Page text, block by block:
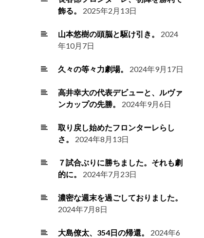
飾る。
2025年2月13日
山本悠樹の頭脳と駆け引き。
2024
年10月7日
久々の等々力劇場。 2024年9月17日
高井幸大の代表デビューと、ルヴァ
ンカップの先勝。
2024年9月6日
取り戻し始めたフロンターレらし
さ。
2024年8月13日
７試合ぶりに勝ちました。それも劇
的に。
2024年7月23日
濃密な週末を過ごしておりました。
2024年7月8日
大島僚太、354日の帰還。
2024年6